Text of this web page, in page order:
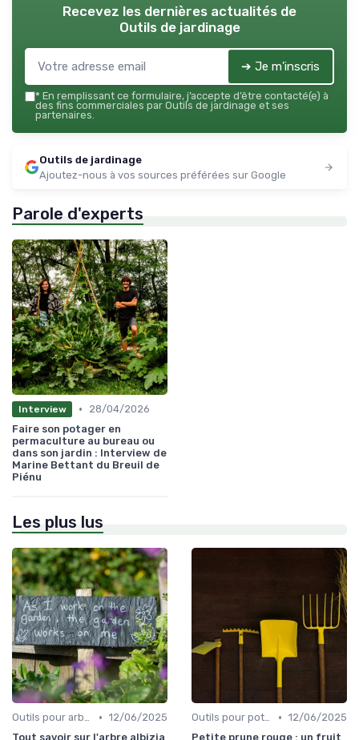
Recevez les dernières actualités de
Outils de jardinage
➔ Je m'inscris
* En remplissant ce formulaire, j’accepte d’être contacté(e) à
des fins commerciales par Outils de jardinage et ses
partenaires.
Outils de jardinage
Ajoutez-nous à vos sources préférées sur Google
Parole d'experts
Interview •
28/04/2026
Faire son potager en
permaculture au bureau ou
dans son jardin : Interview de
Marine Bettant du Breuil de
Piénu
Les plus lus
Outils pour arbres et arbustes • 12/06/2025
Tout savoir sur l'arbre albizia
Outils pour potagers • 12/06/2025
Petite prune rouge : un fruit